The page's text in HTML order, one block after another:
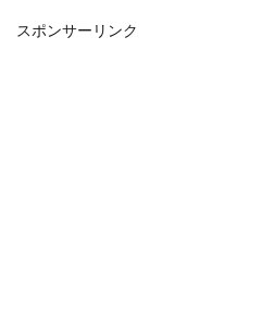
スポンサーリンク